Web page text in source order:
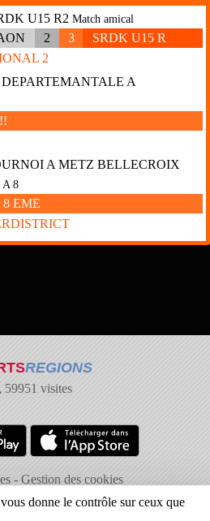
U15 R2 Match amical
2 3
SRDK U15 R
2
A
A METZ BELLECROIX
A 8
EME
REGIONS
59951 visites
Gestion des cookies
Signaler un contenu inapproprié
donne le contrôle sur ceux que